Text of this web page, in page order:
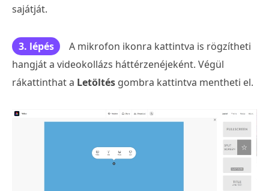
sajátját.
3. lépés
A mikrofon ikonra kattintva is rögzítheti
hangját a videokollázs háttérzenéjeként. Végül
rákattinthat a Letöltés gombra kattintva mentheti el.